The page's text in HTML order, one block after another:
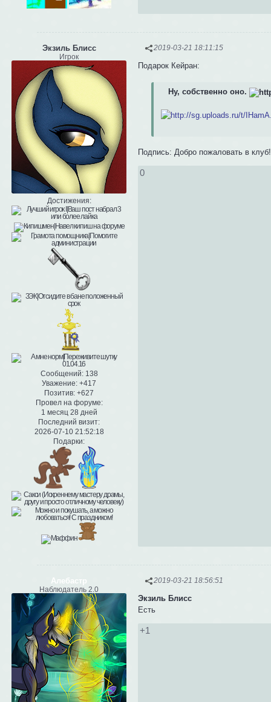
2019-03-21 18:11:15
Экзиль Блисс
Игрок
Достижения:
Сообщений:138
Уважение: +417
Позитив: +627
Провел на форуме:
1 месяц 28 дней
Последний визит:
2026-07-10 21:52:18
Подарки:
Подарок Кейран:
Ну, собственно оно.
Подпись: Добро пожаловать в клуб!
0
2019-03-21 18:56:51
Алебастр
Наблюдатель 2.0
Экзиль Блисс
Есть
+1